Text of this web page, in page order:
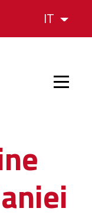
IT